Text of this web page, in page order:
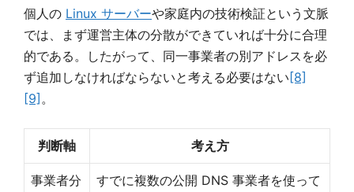
個人の Linux サーバーや家庭内の技術検証という文脈
では、まず運営主体の分散ができていれば十分に合理
的である。したがって、同一事業者の別アドレスを必
ず追加しなければならないと考える必要はない[8]
[9] 。
判断軸 考え方
事業者分
すでに複数の公開 DNS 事業者を使って